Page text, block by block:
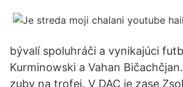
bývalí spoluhráči a vynikajúci
Kurminowski a Vahan
zuby na trofej. V DAC je zase